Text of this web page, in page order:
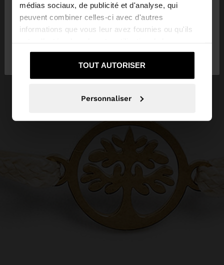
médias sociaux, de publicité et d'analyse, qui
peuvent combiner celles-ci avec d'autres
informations que vous leur avez fournies ou qu'ils
services.
TOUT AUTORISER
Personnaliser
parcourir notre site au United States?